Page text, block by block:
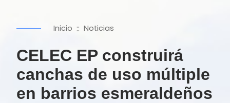
Inicio :: Noticias
CELEC EP construirá
canchas de uso múltiple
en barrios esmeraldeños